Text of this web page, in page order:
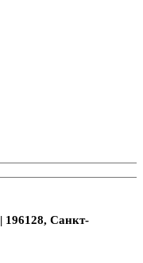
| 196128, Санкт-